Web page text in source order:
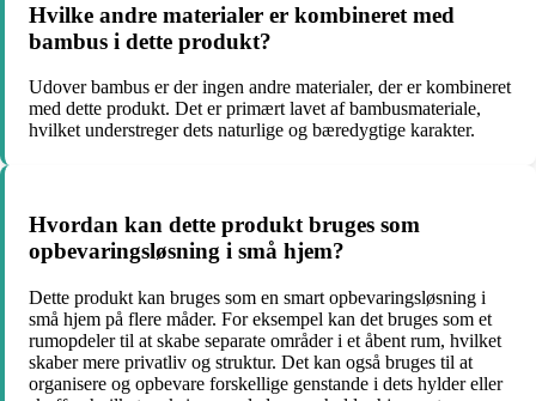
Hvilke andre materialer er kombineret med
bambus i dette produkt?
Udover bambus er der ingen andre materialer, der er kombineret
med dette produkt. Det er primært lavet af bambusmateriale,
hvilket understreger dets naturlige og bæredygtige karakter.
Hvordan kan dette produkt bruges som
opbevaringsløsning i små hjem?
Dette produkt kan bruges som en smart opbevaringsløsning i
små hjem på flere måder. For eksempel kan det bruges som et
rumopdeler til at skabe separate områder i et åbent rum, hvilket
skaber mere privatliv og struktur. Det kan også bruges til at
organisere og opbevare forskellige genstande i dets hylder eller